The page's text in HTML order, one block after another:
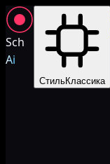
Sch
Ai
СтильКлассика